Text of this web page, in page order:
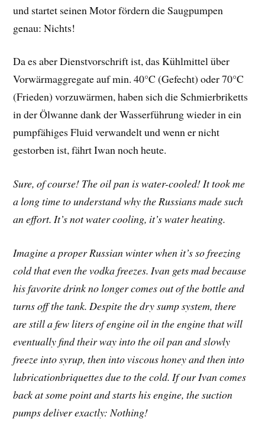
und startet seinen Motor fördern die Saugpumpen
genau: Nichts!
Da es aber Dienstvorschrift ist, das Kühlmittel über
Vorwärmaggregate auf min. 40°C (Gefecht) oder 70°C
(Frieden) vorzuwärmen, haben sich die Schmierbriketts
in der Ölwanne dank der Wasserführung wieder in ein
pumpfähiges Fluid verwandelt und wenn er nicht
gestorben ist, fährt Iwan noch heute.
Sure, of course! The oil pan is water-cooled! It took me
a long time to understand why the Russians made such
an effort. It’s not water cooling, it’s water heating.
Imagine a proper Russian winter when it’s so freezing
cold that even the vodka freezes. Ivan gets mad because
his favorite drink no longer comes out of the bottle and
turns off the tank. Despite the dry sump system, there
are still a few liters of engine oil in the engine that will
eventually find their way into the oil pan and slowly
freeze into syrup, then into viscous honey and then into
lubricationbriquettes due to the cold. If our Ivan comes
back at some point and starts his engine, the suction
pumps deliver exactly: Nothing!